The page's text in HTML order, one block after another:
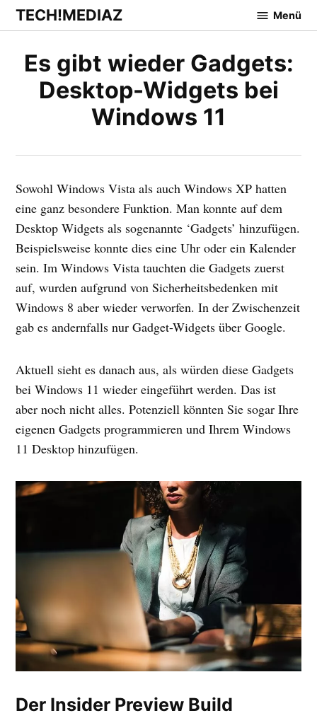
Zum
Inhalt
TECH!MEDIAZ Menü
Es gibt wieder Gadgets:
Desktop-Widgets bei
Windows 11
Sowohl Windows Vista als auch Windows XP hatten
eine ganz besondere Funktion. Man konnte auf dem
Desktop Widgets als sogenannte ‘Gadgets’ hinzufügen.
Beispielsweise konnte dies eine Uhr oder ein Kalender
sein. Im Windows Vista tauchten die Gadgets zuerst
auf, wurden aufgrund von Sicherheitsbedenken mit
Windows 8 aber wieder verworfen. In der Zwischenzeit
gab es andernfalls nur Gadget-Widgets über Google.
Aktuell sieht es danach aus, als würden diese Gadgets
bei Windows 11 wieder eingeführt werden. Das ist
aber noch nicht alles. Potenziell könnten Sie sogar Ihre
eigenen Gadgets programmieren und Ihrem Windows
11 Desktop hinzufügen.
Der Insider Preview Build